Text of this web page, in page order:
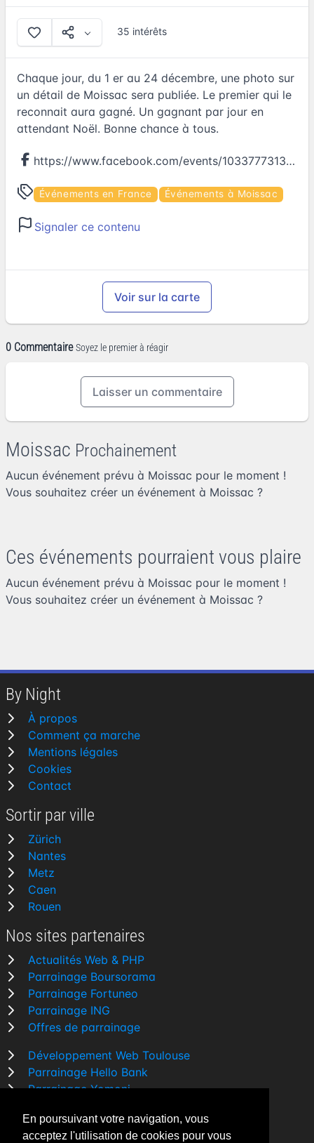
En poursuivant votre navigation, vous
acceptez l'utilisation de cookies pour vous
35 intérêts
Chaque jour, du 1 er au 24 décembre, une photo sur
un détail de Moissac sera publiée. Le premier qui le
reconnait aura gagné. Un gagnant par jour en
attendant Noël. Bonne chance à tous.
https://www.facebook.com/events/1033777313417451
Événements en France Événements à Moissac
Signaler ce contenu
Voir sur la carte
0 Commentaire Soyez le premier à réagir
Laisser un commentaire
Moissac Prochainement
Aucun événement prévu à Moissac pour le moment !
Vous souhaitez créer un événement à Moissac ?
Ces événements pourraient vous plaire
Aucun événement prévu à Moissac pour le moment !
Vous souhaitez créer un événement à Moissac ?
By Night
À propos
Comment ça marche
Mentions légales
Cookies
Contact
Sortir par ville
Zürich
Nantes
Metz
Caen
Rouen
Nos sites partenaires
Actualités Web & PHP
Parrainage Boursorama
Parrainage Fortuneo
Parrainage ING
Offres de parrainage
Développement Web Toulouse
Parrainage Hello Bank
Parrainage Yomoni
Comparatif banque